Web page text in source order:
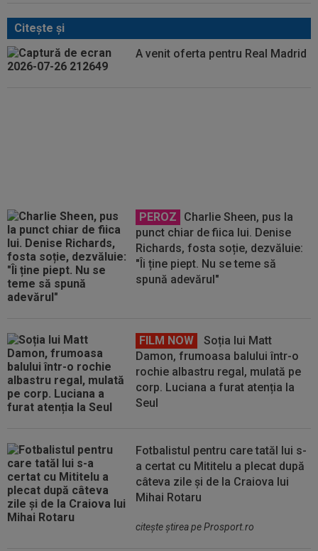
Citeşte şi
A venit oferta pentru Real Madrid
PEROZ
Charlie Sheen, pus la
punct chiar de fiica lui. Denise
Richards, fosta soție, dezvăluie:
"Îi ține piept. Nu se teme să
spună adevărul"
FILM NOW
Soția lui Matt
Damon, frumoasa balului într-o
rochie albastru regal, mulată pe
corp. Luciana a furat atenția la
Seul
Fotbalistul pentru care tatăl lui s-
a certat cu Mititelu a plecat după
câteva zile și de la Craiova lui
Mihai Rotaru
citeşte ştirea pe Prosport.ro